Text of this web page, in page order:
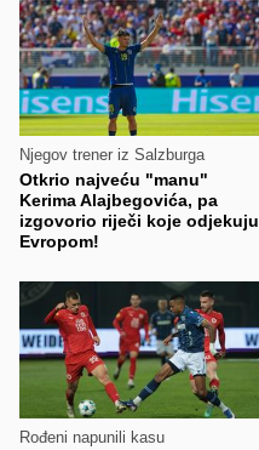
Njegov trener iz Salzburga
Otkrio najveću "manu"
Kerima Alajbegovića, pa
izgovorio riječi koje odjekuju
Evropom!
Rođeni napunili kasu